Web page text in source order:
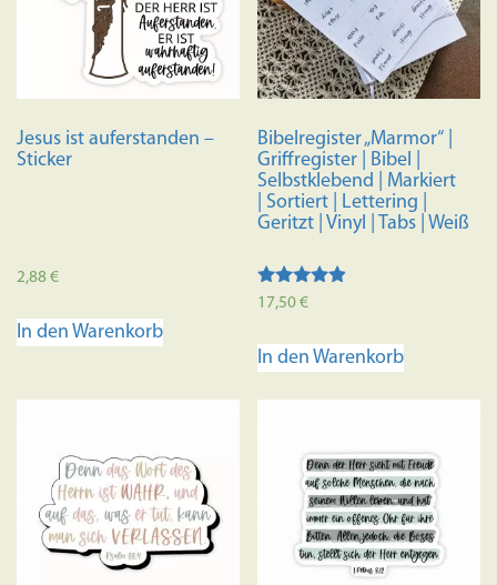
können
auf
der
gewählt
werden
Jesus ist auferstanden –
Sticker
2,88€
In den Warenkorb
Bibelregister „Marmor“ |
Griffregister | Bibel |
Selbstklebend | Markiert
| Sortiert | Lettering |
Geritzt | Vinyl | Tabs | Weiß
Bewertet
von 5
17,50€
In den Warenkorb